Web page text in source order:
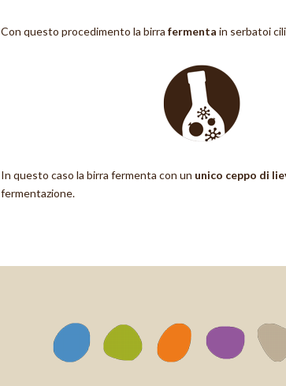
Con questo procedimento la birra fermenta in serbatoi
In questo caso la birra fermenta con un unico ceppo di
fermentazione.